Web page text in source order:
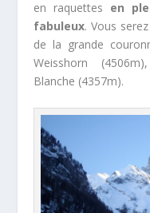
en raquettes en
fabuleux. Vous
de la grande
Weisshorn
Blanche (4357m).